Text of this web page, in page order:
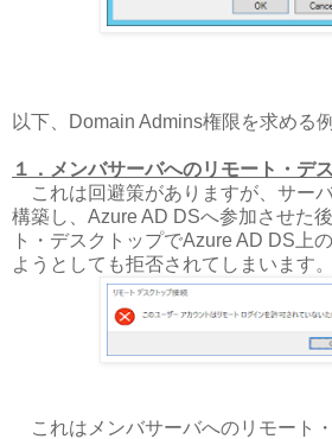
以下、Domain Admins権限を求める例
１．メンバサーバへのリモート・デ
これは回避策がありますが、サー
構築し、Azure AD DSへ参加させた
ト・デスクトップでAzure AD DS上
ようとしても拒否されてしまいます。
これはメンバサーバへのリモート